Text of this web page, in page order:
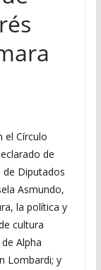
el Círculo
de
de Diputados
Asmundo,
la política y
cultura
Alpha
Lombardi; y